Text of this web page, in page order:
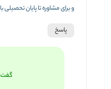
و برای مشاوره تا پایان تحصیلی
پاسخ
گفت: